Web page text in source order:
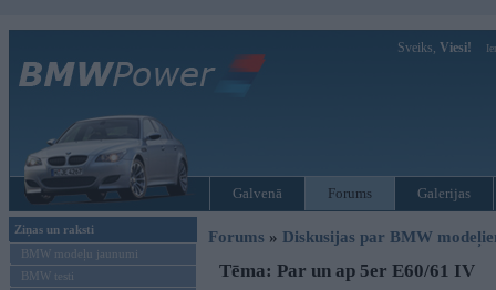
Sveiks, Viesi!
Galvenā Forums Galerijas
Ziņas un raksti
BMW modeļu jaunumi
BMW testi
Forums » Diskusijas par BMW
Tēma: Par un ap 5er E60/61 IV